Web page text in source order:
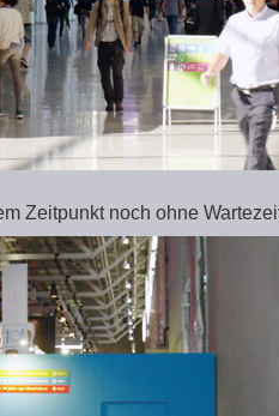
Zeitpunkt noch ohne